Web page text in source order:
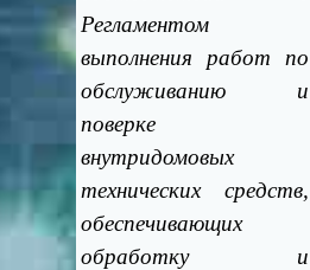
Регламентом
выполнения работ по
обслуживанию и
поверке
внутридомовых
технических средств,
обеспечивающих
обработку и